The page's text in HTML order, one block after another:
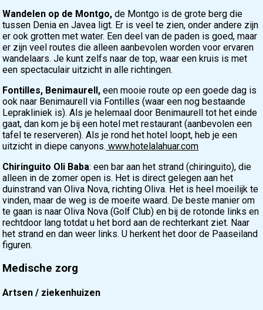
Wandelen op de Montgo, de Montgo is de grote berg die
tussen Denia en Javea ligt. Er is veel te zien, onder andere zijn
er ook grotten met water. Een deel van de paden is goed, maar
er zijn veel routes die alleen aanbevolen worden voor ervaren
wandelaars. Je kunt zelfs naar de top, waar een kruis is met
een spectaculair uitzicht in alle richtingen.
Fontilles, Benimaurell, een mooie route op een goede dag is
ook naar Benimaurell via Fontilles (waar een nog bestaande
Leprakliniek is). Als je helemaal door Benimaurell tot het einde
gaat, dan kom je bij een hotel met restaurant (aanbevolen een
tafel te reserveren). Als je rond het hotel loopt, heb je een
uitzicht in diepe canyons. www.hotelalahuar.com
Chiringuito Oli Baba: een bar aan het strand (chiringuito), die
alleen in de zomer open is. Het is direct gelegen aan het
duinstrand van Oliva Nova, richting Oliva. Het is heel moeilijk te
vinden, maar de weg is de moeite waard. De beste manier om
te gaan is naar Oliva Nova (Golf Club) en bij de rotonde links en
rechtdoor lang totdat u het bord aan de rechterkant ziet. Naar
het strand en dan weer links. U herkent het door de Paaseiland
figuren.
Medische zorg
Artsen / ziekenhuizen